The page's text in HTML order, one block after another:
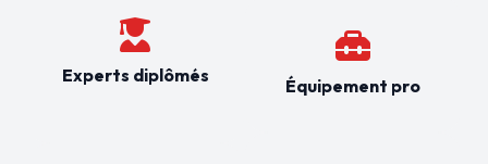
Experts diplômés Équipement pro